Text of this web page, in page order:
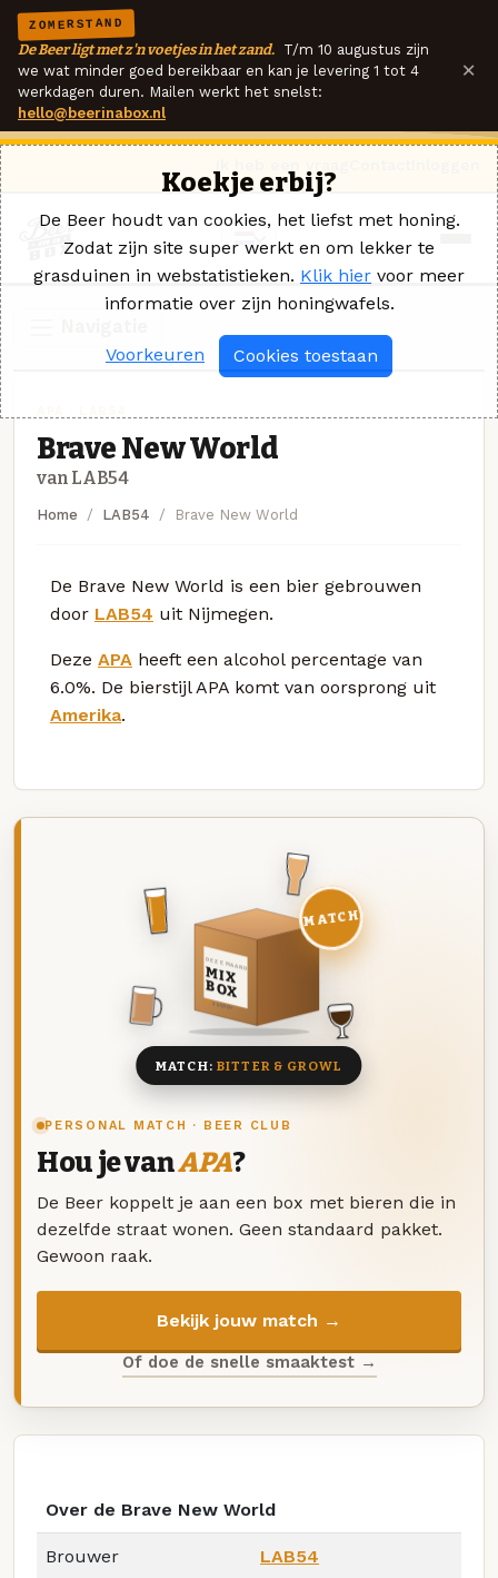
ZOMERSTAND
De Beer ligt met z'n voetjes in het zand. T/m 10 augustus zijn
we wat minder goed bereikbaar en kan je levering 1 tot 4
werkdagen duren. Mailen werkt het snelst:
hello@beerinabox.nl
×
Brave New World
van LAB54
Home LAB54 Brave New World
De Brave New World is een bier gebrouwen
door LAB54 uit Nijmegen.
Deze APA heeft een alcohol percentage van
6.0%. De bierstijl APA komt van oorsprong uit
Amerika.
PERSONAL MATCH · BEER CLUB
Hou je vanAPA?
De Beer koppelt je aan een box met bieren die in
dezelfde straat wonen. Geen standaard pakket.
Gewoon raak.
Bekijk jouw match →
Of doe de snelle smaaktest →
DEZE MAAND
MIX
BOX
8 BIEREN
MATCH
MATCH: BITTER & GROWL
Over de Brave New World
Brouwer LAB54
Koekje erbij?
De Beer houdt van cookies, het liefst met honing.
Zodat zijn site super werkt en om lekker te
grasduinen in webstatistieken. Klik hier voor meer
informatie over zijn honingwafels.
Voorkeuren Cookies toestaan